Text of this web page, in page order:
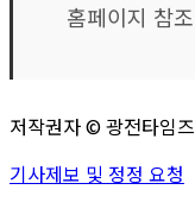
홈페이지 참조
저작권자 ©광전타임즈
기사제보 및 정정 요청